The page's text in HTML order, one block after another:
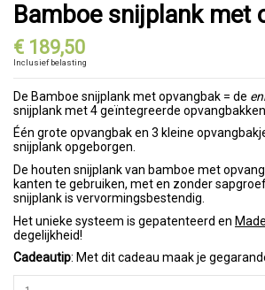
Bamboe snijplank met
€ 189,50
Inclusief belasting
De Bamboe snijplank met opvangbak = de
snijplank met 4 geïntegreerde opvangbakken.
Één grote opvangbak en 3 kleine
snijplank opgeborgen.
De houten snijplank van bamboe met
kanten te gebruiken, met en zonder
snijplank is vervormingsbestendig.
Het unieke systeem is gepatenteerd en
degelijkheid!
Cadeautip: Met dit cadeau maak je